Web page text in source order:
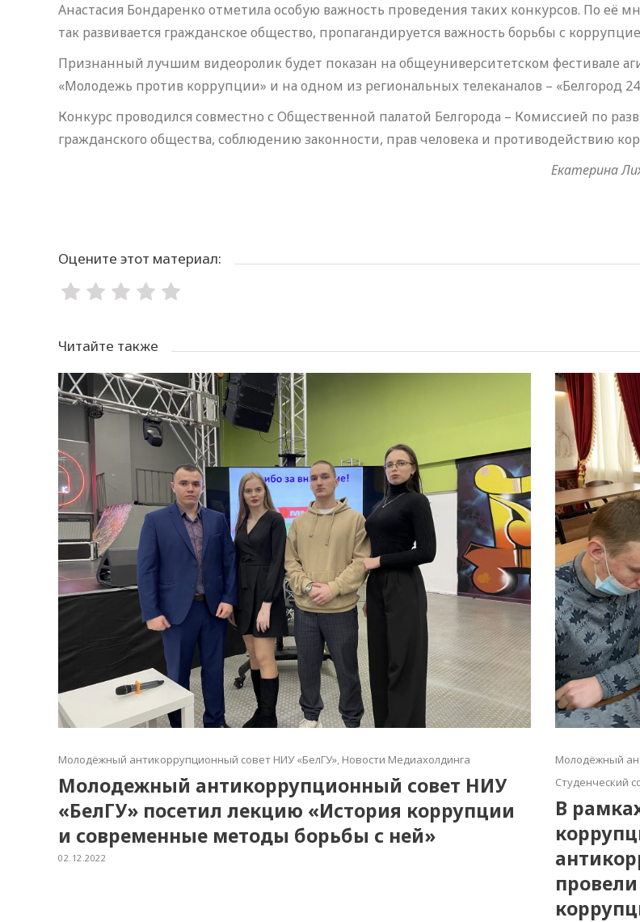
Анастасия Бондаренко отметила особую важность проведения таких конкурсов. По её
так развивается гражданское общество, пропагандируется важность борьбы с
Признанный лучшим видеоролик будет показан на общеуниверситетском фестивале
«Молодежь против коррупции» и на одном из региональных телеканалов – «Белгород
Конкурс проводился совместно с Общественной палатой Белгорода – Комиссией по
гражданского общества, соблюдению законности, прав человека и противодействию
Екатерина
Оцените этот материал:
Читайте также
Молодёжный антикоррупционный совет НИУ «БелГУ», Новости Медиахолдинга
Молодежный антикоррупционный совет НИУ
«БелГУ» посетил лекцию «История коррупции
и современные методы борьбы с ней»
02.12.2022
Молодёжный
Студенческий
В